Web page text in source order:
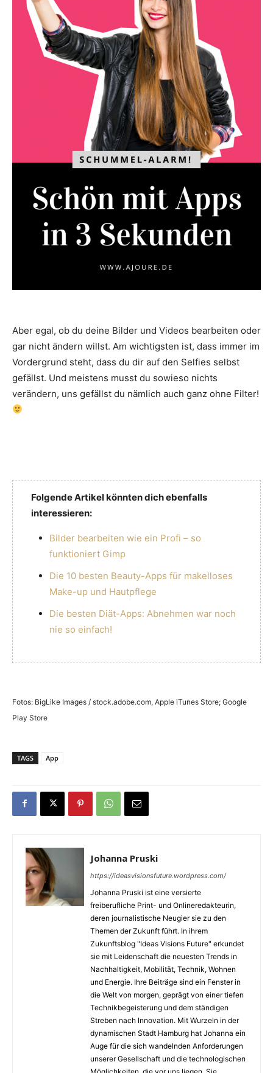
Aber egal, ob du deine Bilder und Videos bearbeiten oder
gar nicht ändern willst. Am wichtigsten ist, dass immer im
Vordergrund steht, dass du dir auf den Selfies selbst
gefällst. Und meistens musst du sowieso nichts
verändern, uns gefällst du nämlich auch ganz ohne Filter!
Folgende Artikel könnten dich ebenfalls
interessieren:
Bilder bearbeiten wie ein Profi – so
funktioniert Gimp
Die 10 besten Beauty-Apps für makelloses
Make-up und Hautpflege
Die besten Diät-Apps: Abnehmen war noch
nie so einfach!
Fotos: BigLike Images / stock.adobe.com, Apple iTunes Store; Google
Play Store
TAGS App
Johanna Pruski
https://ideasvisionsfuture.wordpress.com/
Johanna Pruski ist eine versierte
freiberufliche Print- und Onlineredakteurin,
deren journalistische Neugier sie zu den
Themen der Zukunft führt. In ihrem
Zukunftsblog "Ideas Visions Future" erkundet
sie mit Leidenschaft die neuesten Trends in
Nachhaltigkeit, Mobilität, Technik, Wohnen
und Energie. Ihre Beiträge sind ein Fenster in
die Welt von morgen, geprägt von einer tiefen
Technikbegeisterung und dem ständigen
Streben nach Innovation. Mit Wurzeln in der
dynamischen Stadt Hamburg hat Johanna ein
Auge für die sich wandelnden Anforderungen
unserer Gesellschaft und die technologischen